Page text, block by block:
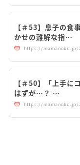
【＃53】息子の食
かせの難解な指…
https://mamanoko.jp/
【＃50】「上手に
はずが…？ …
https://mamanoko.jp/